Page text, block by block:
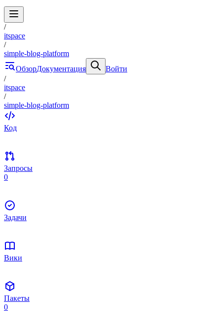
/
itspace
/
simple-blog-platform
ОбзорДокументация
Войти
/
itspace
/
simple-blog-platform
Код
Запросы
0
Задачи
Вики
Пакеты
0